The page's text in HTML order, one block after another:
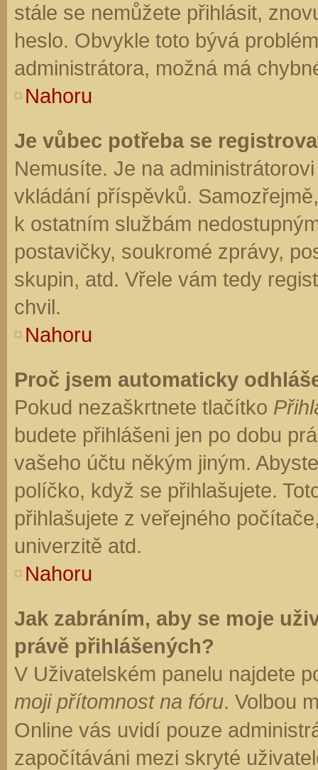
stále se nemůžete přihlásit,
heslo. Obvykle toto bývá
administrátora, možná má
Nahoru
Je vůbec potřeba se
Nemusíte. Je na
vkládání příspěvků.
k ostatním službám
postavičky, soukromé zprávy,
skupin, atd. Vřele vám tedy
chvil.
Nahoru
Proč jsem automaticky
Pokud nezaškrtnete tlačítko
budete přihlášeni jen po dobu
vašeho účtu někým jiným.
políčko, když se přihlašujete.
přihlašujete z veřejného
univerzitě atd.
Nahoru
Jak zabráním, aby se moje
právě přihlášených?
V Uživatelském panelu najdete
moji přítomnost na fóru. Volbou
Online vás uvidí pouze
započítáváni mezi skryté